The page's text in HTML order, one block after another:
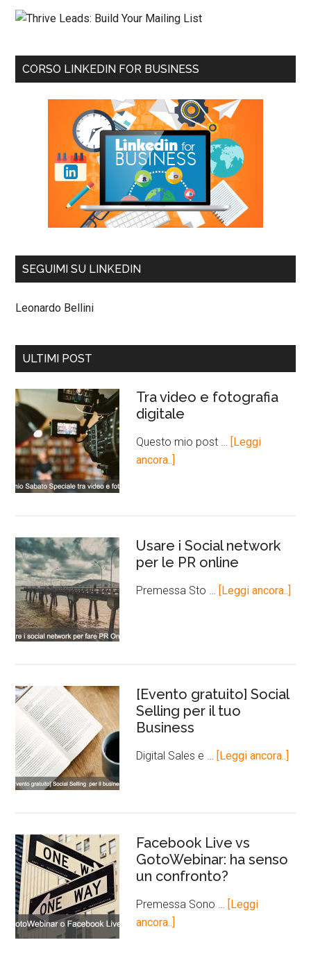
CORSO LINKEDIN FOR BUSINESS
SEGUIMI SU LINKEDIN
Leonardo Bellini
ULTIMI POST
Tra video e fotografia
digitale
Questo mio post …
[Leggi
ancora..]
Usare i Social network
per le PR online
Premessa Sto … [Leggi ancora..]
[Evento gratuito] Social
Selling per il tuo
Business
Digital Sales e … [Leggi ancora..]
Facebook Live vs
GotoWebinar: ha senso
un confronto?
Premessa Sono …
[Leggi
ancora..]